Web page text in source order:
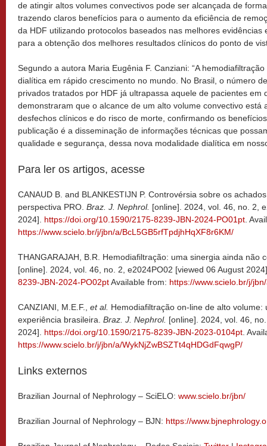
de atingir altos volumes convectivos pode ser alcançada de
trazendo claros benefícios para o aumento da eficiência de
da HDF utilizando protocolos baseados nas melhores evidências
para a obtenção dos melhores resultados clínicos do ponto de
Segundo a autora Maria Eugênia F. Canziani: “A hemodiafiltração
dialítica em rápido crescimento no mundo. No Brasil, o número
privados tratados por HDF já ultrapassa aquele de pacientes em
demonstraram que o alcance de um alto volume convectivo está
desfechos clínicos e do risco de morte, confirmando os
publicação é a disseminação de informações técnicas que
qualidade e segurança, dessa nova modalidade dialítica em
Para ler os artigos, acesse
CANAUD B. and BLANKESTIJN P. Controvérsia sobre os
perspectiva PRO. Braz. J. Nephrol. [online]. 2024, vol. 46, no. 2,
2024]. https://doi.org/10.1590/2175-8239-JBN-2024-PO01pt.
https://www.scielo.br/j/jbn/a/BcL5GB5rfTpdjhHqXF8r6KM/
THANGARAJAH, B.R. Hemodiafiltração: uma sinergia ainda não
[online]. 2024, vol. 46, no. 2, e2024PO02 [viewed 06 August
8239-JBN-2024-PO02ptAvailable from: https://www.scielo.br/j/
CANZIANI, M.E.F., et al. Hemodiafiltração on-line de alto
experiência brasileira. Braz. J. Nephrol. [online]. 2024, vol. 46,
2024]. https://doi.org/10.1590/2175-8239-JBN-2023-0104pt.
https://www.scielo.br/j/jbn/a/WykNjZwBSZTt4qHDGdFqwgP/
Links externos
Brazilian Journal of Nephrology – SciELO: www.scielo.br/jbn/
Brazilian Journal of Nephrology – BJN: https://